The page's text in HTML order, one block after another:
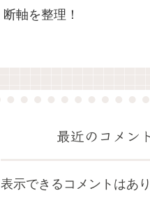
断軸を整理！
最近のコメン
表示できるコメントはあり